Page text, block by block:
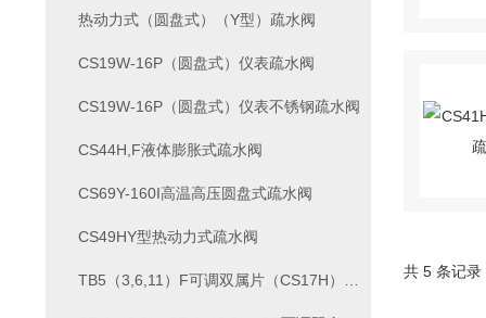
共 5 条记
热动力式（圆盘式）（Y型）疏水阀
CS19W-16P（圆盘式）仪表疏水阀
CS19W-16P（圆盘式）仪表不锈钢疏水阀
CS44H,F液体膨胀式疏水阀
CS69Y-160I高温高压圆盘式疏水阀
CS49HY型热动力式疏水阀